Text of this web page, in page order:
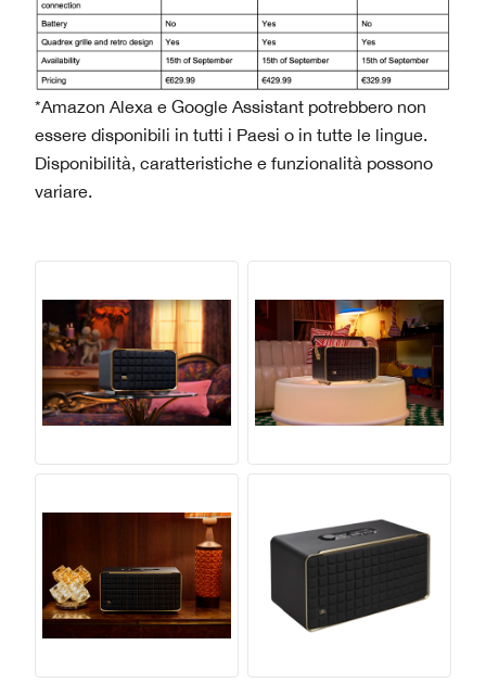
*Amazon Alexa e Google Assistant potrebbero non
essere disponibili in tutti i Paesi o in tutte le lingue.
Disponibilità, caratteristiche e funzionalità possono
variare.